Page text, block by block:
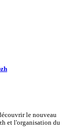
le nouveau
et l'organisation du